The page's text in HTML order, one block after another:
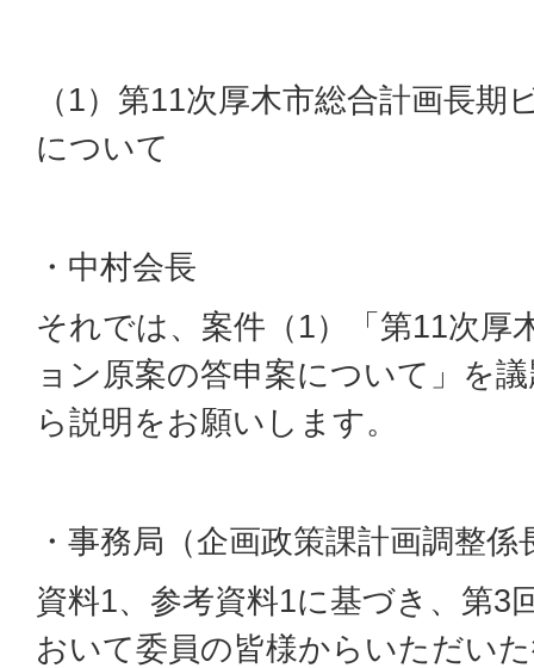
（1）第11次厚木市総合計画長期
について
・中村会長
それでは、案件（1）「第11次厚
ョン原案の答申案について」を
ら説明をお願いします。
・事務局（企画政策課計画調整係
資料1、参考資料1に基づき、第3
おいて委員の皆様からいただい